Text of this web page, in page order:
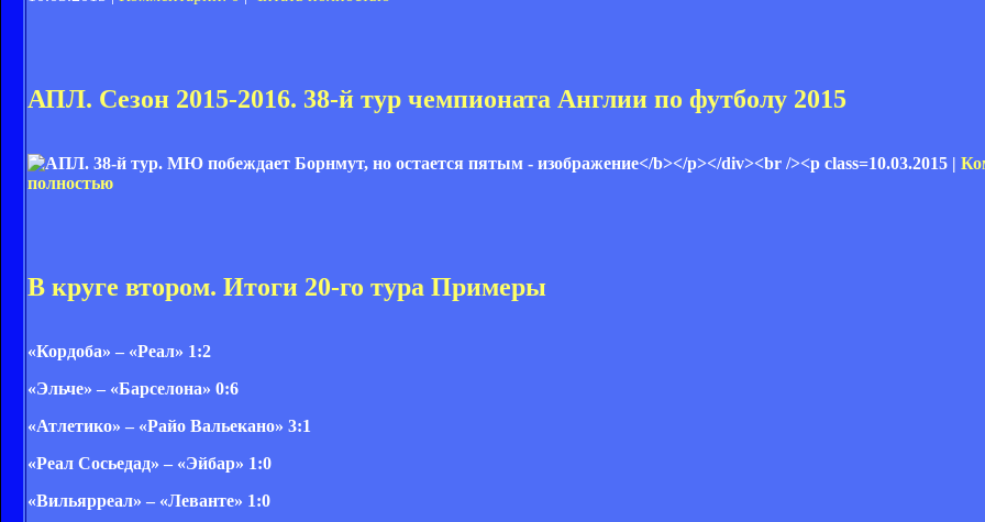
АПЛ. Сезон 2015-2016. 38-й тур чемпионата Англии по футболу 2015
10.03.2015 |
полностью
В круге втором. Итоги 20-го тура Примеры
«Кордоба» – «Реал» 1:2
«Эльче» – «Барселона» 0:6
«Атлетико» – «Райо Вальекано» 3:1
«Реал Сосьедад» – «Эйбар» 1:0
«Вильярреал» – «Леванте» 1:0